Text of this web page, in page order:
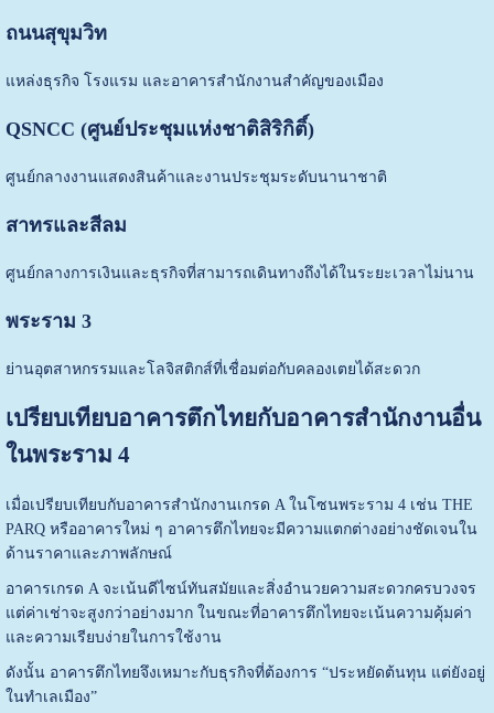
ถนนสุขุมวิท
แหล่งธุรกิจ โรงแรม และอาคารสำนักงานสำคัญของเมือง
QSNCC (ศูนย์ประชุมแห่งชาติสิริกิติ์)
ศูนย์กลางงานแสดงสินค้าและงานประชุมระดับนานาชาติ
สาทรและสีลม
ศูนย์กลางการเงินและธุรกิจที่สามารถเดินทางถึงได้ในระยะเวลาไม่นาน
พระราม 3
ย่านอุตสาหกรรมและโลจิสติกส์ที่เชื่อมต่อกับคลองเตยได้สะดวก
เปรียบเทียบอาคารตึกไทยกับอาคารสำนักงานอื่น
ในพระราม 4
เมื่อเปรียบเทียบกับอาคารสำนักงานเกรด A ในโซนพระราม 4 เช่น THE
PARQ หรืออาคารใหม่ ๆ อาคารตึกไทยจะมีความแตกต่างอย่างชัดเจนใน
ด้านราคาและภาพลักษณ์
อาคารเกรด A จะเน้นดีไซน์ทันสมัยและสิ่งอำนวยความสะดวกครบวงจร
แต่ค่าเช่าจะสูงกว่าอย่างมาก ในขณะที่อาคารตึกไทยจะเน้นความคุ้มค่า
และความเรียบง่ายในการใช้งาน
ดังนั้น อาคารตึกไทยจึงเหมาะกับธุรกิจที่ต้องการ “ประหยัดต้นทุน แต่ยังอยู่
ในทำเลเมือง”